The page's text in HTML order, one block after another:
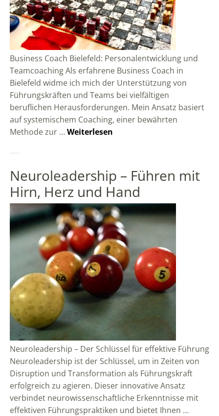
Business Coach Bielefeld: Personalentwicklung und
Teamcoaching Als erfahrene Business Coach in
Bielefeld widme ich mich der Unterstützung von
Führungskräften und Teams bei vielfältigen
beruflichen Herausforderungen. Mein Ansatz basiert
auf systemischem Coaching, einer bewährten
Methode zur …Weiterlesen
Neuroleadership – Führen mit
Hirn, Herz und Hand
Neuroleadership – Der Schlüssel für effektive Führung
Neuroleadership ist der Schlüssel, um in Zeiten von
Disruption und Transformation als Führungskraft
erfolgreich zu agieren. Dieser innovative Ansatz
verbindet neurowissenschaftliche Erkenntnisse mit
effektiven Führungspraktiken und bietet Ihnen …